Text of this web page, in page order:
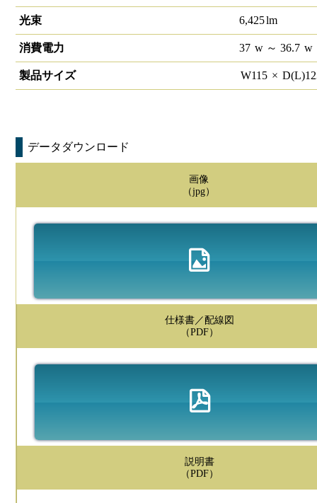
光束 6,425lm
消費電力 37 w～ 36.7 w
製品サイズ W115 × D(L)
データダウンロード
画像
（jpg）
仕様書／配線図
（PDF）
説明書
（PDF）